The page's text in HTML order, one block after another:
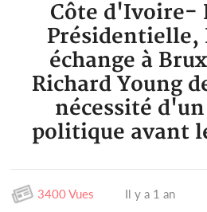
Côte d'Ivoire-
Présidentielle,
échange à
Richard Young
nécessité
politique avant
3400 Vues Il y a 1 an